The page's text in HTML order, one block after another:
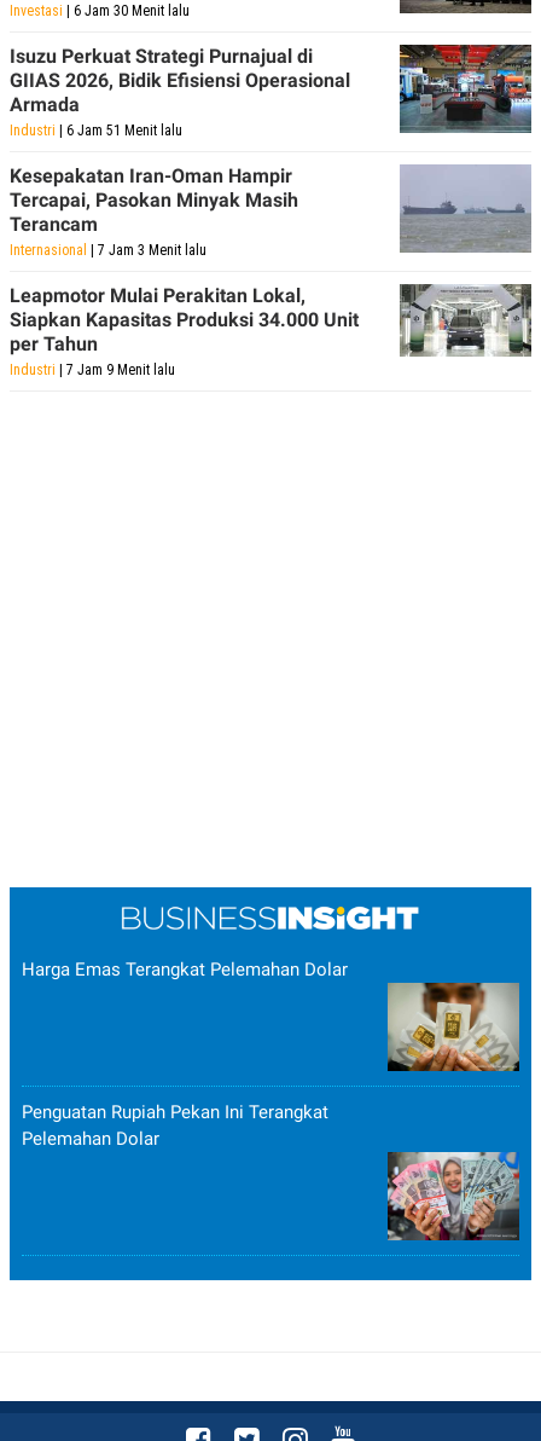
Investasi | 6 Jam 30 Menit lalu
Isuzu Perkuat Strategi Purnajual di
GIIAS 2026, Bidik Efisiensi Operasional
Armada
Industri | 6 Jam 51 Menit lalu
Kesepakatan Iran-Oman Hampir
Tercapai, Pasokan Minyak Masih
Terancam
Internasional | 7 Jam 3 Menit lalu
Leapmotor Mulai Perakitan Lokal,
Siapkan Kapasitas Produksi 34.000 Unit
per Tahun
Industri | 7 Jam 9 Menit lalu
Harga Emas Terangkat Pelemahan Dolar
Penguatan Rupiah Pekan Ini Terangkat
Pelemahan Dolar